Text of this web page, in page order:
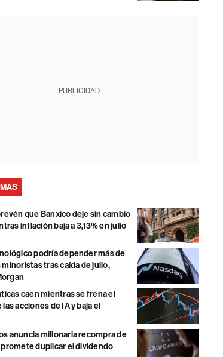
PUBLICIDAD
que Banxico deje sin cambio
inflación baja a 3,13% en julio
podría depender más de
tras caída de julio,
caen mientras se frena el
acciones de IA y baja el
anuncia millonaria recompra de
duplicar el dividendo